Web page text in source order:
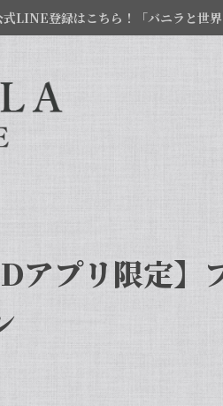
式LINE登録はこちら！「バニラと世
アプリ限定